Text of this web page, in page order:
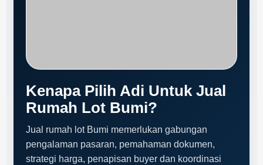
Kenapa Pilih Adi Untuk Jual
Rumah Lot Bumi?